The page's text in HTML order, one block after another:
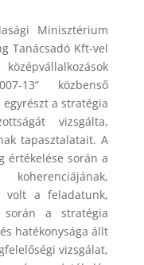
Minisztérium
Tanácsadó Kft-vel
13” közbenső
a stratégia
vizsgálta,
tapasztalatait. A
értékelése során a
volt a feladatunk,
a stratégia
hatékonysága állt
vizsgálat,